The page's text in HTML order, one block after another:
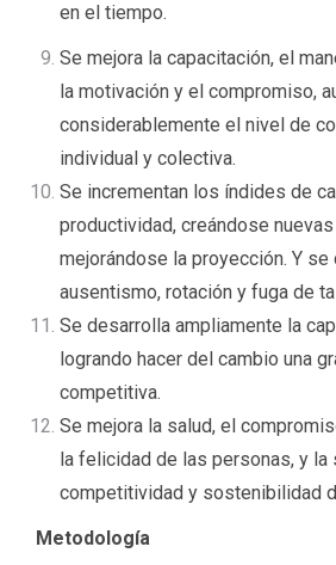
en el tiempo.
Se mejora la capacitación, el
la motivación y el compromiso,
considerablemente el nivel de
individual y colectiva.
Se incrementan los índides de
productividad, creándose
mejorándose la proyección. Y
ausentismo, rotación y fuga de
Se desarrolla ampliamente la
logrando hacer del cambio una
competitiva.
Se mejora la salud, el
la felicidad de las personas, y la
competitividad y sostenibilidad
Metodología